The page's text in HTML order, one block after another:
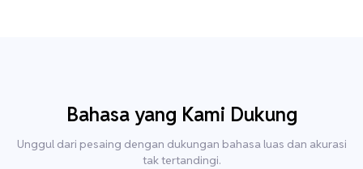
Bahasa yang Kami Dukung
Unggul dari pesaing dengan dukungan bahasa luas dan akurasi
tak tertandingi.